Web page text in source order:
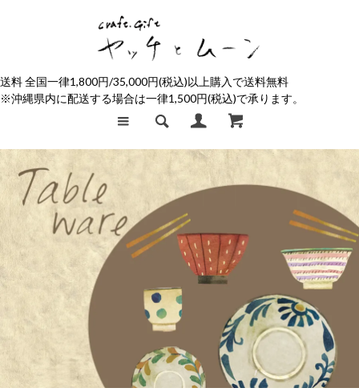
送料 全国一律1,800円/35,000円(税込)以上購入で送料無料
※沖縄県内に配送する場合は一律1,500円(税込)で承ります。